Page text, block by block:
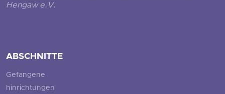
Hengaw e.V.
ABSCHNITTE
Gefangene
hinrichtungen